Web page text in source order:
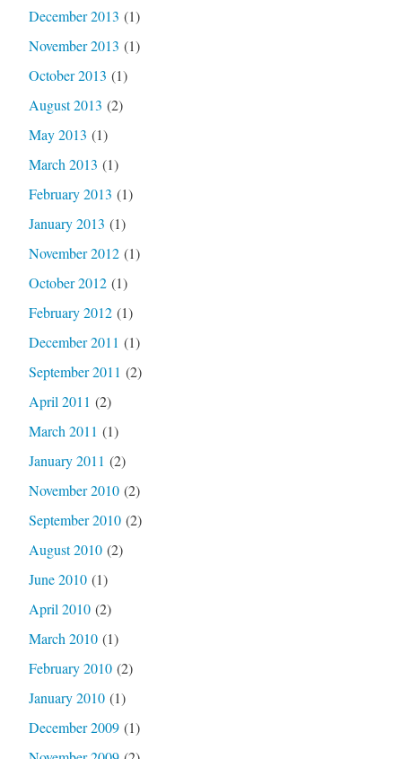
December 2013 (1)
November 2013 (1)
October 2013 (1)
August 2013 (2)
May 2013 (1)
March 2013 (1)
February 2013 (1)
January 2013 (1)
November 2012(1)
October 2012(1)
February 2012(1)
December 2011 (1)
September 2011 (2)
April 2011 (2)
March 2011 (1)
January 2011 (2)
November 2010(2)
September 2010(2)
August 2010(2)
June 2010(1)
April 2010(2)
March 2010(1)
February 2010(2)
January 2010(1)
December 2009(1)